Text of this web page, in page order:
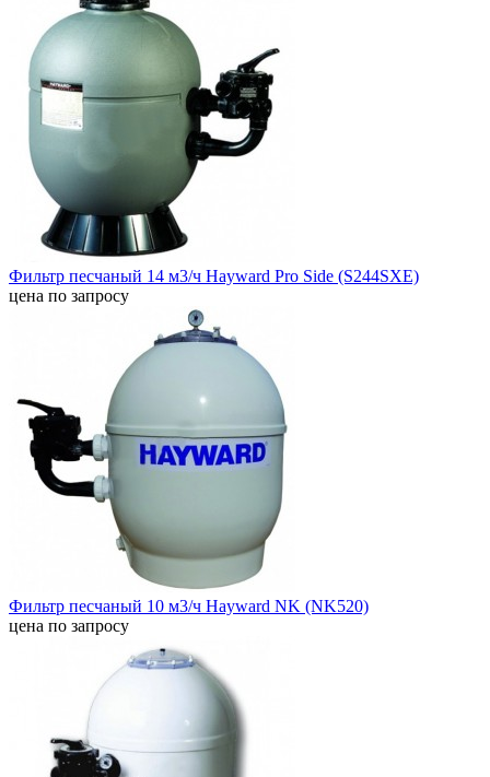
Фильтр песчаный 14 м3/ч Hayward Pro Side (S244SXE)
цена по запросу
Фильтр песчаный 10 м3/ч Hayward NK (NK520)
цена по запросу